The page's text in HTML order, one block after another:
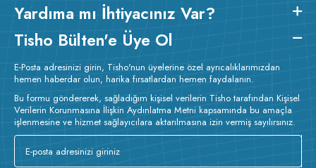
Yardıma mı İhtiyacınız Var?
Tisho Bülten'e Üye Ol
E-Posta adresinizi girin, Tisho'nun üyelerine özel ayrıcalıklarımızdan
hemen haberdar olun, harika fırsatlardan hemen faydalanın.
Bu formu göndererek, sağladığım kişisel verilerin Tisho tarafından Kişisel
Verilerin Korunmasına İlişkin Aydınlatma Metni kapsamında bu amaçla
işlenmesine ve hizmet sağlayıcılara aktarılmasına izin vermiş sayılırsınız.